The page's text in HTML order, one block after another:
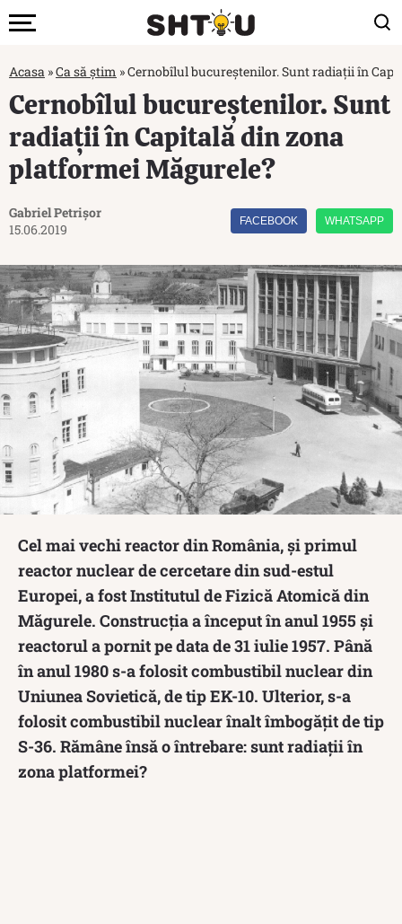
Acasa »Ca să știm »Cernobîlul bucureștenilor. Sunt radiații în
Cernobîlul bucureștenilor. Sunt
radiații în Capitală din zona
platformei Măgurele?
Gabriel Petrișor
15.06.2019
FACEBOOK WHATSAPP
Cel mai vechi reactor din România, și primul
reactor nuclear de cercetare din sud-estul
Europei, a fost Institutul de Fizică Atomică din
Măgurele. Construcția a început în anul 1955 și
reactorul a pornit pe data de 31 iulie 1957. Până
în anul 1980 s-a folosit combustibil nuclear din
Uniunea Sovietică, de tip EK-10. Ulterior, s-a
folosit combustibil nuclear înalt îmbogățit de tip
S-36. Rămâne însă o întrebare: sunt radiații în
zona platformei?